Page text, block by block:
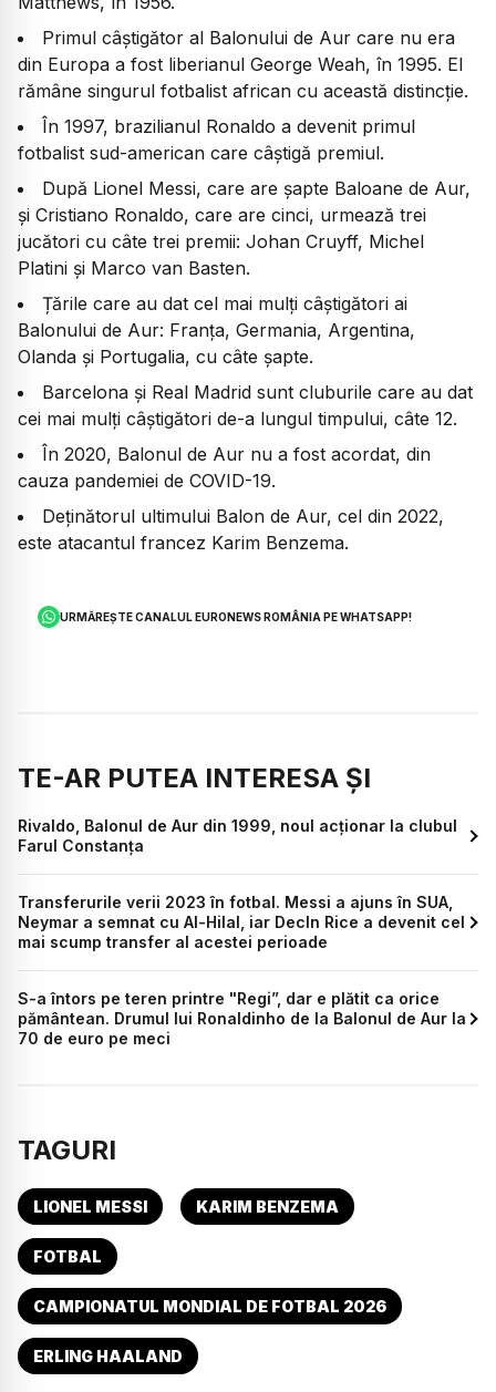
Primul câștigător al Balonului de Aur care nu era
din Europa a fost liberianul George Weah, în 1995. El
rămâne singurul fotbalist african cu această distincție.
În 1997, brazilianul Ronaldo a devenit primul
fotbalist sud-american care câștigă premiul.
După Lionel Messi, care are șapte Baloane de Aur,
și Cristiano Ronaldo, care are cinci, urmează trei
jucători cu câte trei premii: Johan Cruyff, Michel
Platini și Marco van Basten.
Țările care au dat cel mai mulți câștigători ai
Balonului de Aur: Franța, Germania, Argentina,
Olanda și Portugalia, cu câte șapte.
Barcelona și Real Madrid sunt cluburile care au dat
cei mai mulți câștigători de-a lungul timpului, câte 12.
În 2020, Balonul de Aur nu a fost acordat, din
cauza pandemiei de COVID-19.
Deținătorul ultimului Balon de Aur, cel din 2022,
este atacantul francez Karim Benzema.
URMĂREȘTE CANALUL EURONEWS ROMÂNIA PE WHATSAPP!
TE-AR PUTEA INTERESA ȘI
Rivaldo, Balonul de Aur din 1999, noul acționar la clubul
Farul Constanța
Transferurile verii 2023 în fotbal. Messi a ajuns în SUA,
Neymar a semnat cu Al-Hilal, iar Decln Rice a devenit cel
mai scump transfer al acestei perioade
S-a întors pe teren printre "Regi”, dar e plătit ca orice
pământean. Drumul lui Ronaldinho de la Balonul de Aur la
70 de euro pe meci
TAGURI
LIONEL MESSI KARIM BENZEMA
FOTBAL
CAMPIONATUL MONDIAL DE FOTBAL 2026
ERLING HAALAND